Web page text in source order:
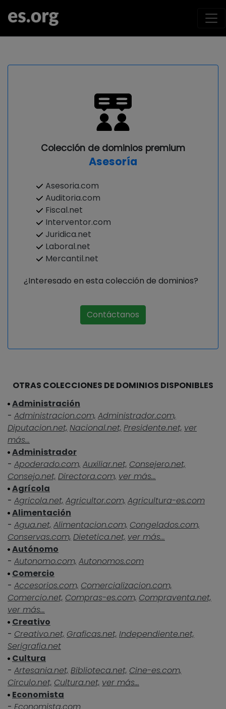
Colección de dominios premium
Asesoría
Asesoria.com
Auditoria.com
Fiscal.net
Interventor.com
Juridica.net
Laboral.net
Mercantil.net
¿Interesado en esta colección de dominios?
Contáctanos
OTRAS COLECCIONES DE DOMINIOS DISPONIBLES
Administración
- Administracion.com, Administrador.com,
Diputacion.net, Nacional.net, Presidente.net, ver
más...
Administrador
- Apoderado.com, Auxiliar.net, Consejero.net,
Consejo.net, Directora.com, ver más...
Agrícola
- Agricola.net, Agricultor.com, Agricultura-es.com
Alimentación
- Agua.net, Alimentacion.com, Congelados.com,
Conservas.com, Dietetica.net, ver más...
Autónomo
- Autonomo.com, Autonomos.com
Comercio
- Accesorios.com, Comercializacion.com,
Comercio.net, Compras-es.com, Compraventa.net,
ver más...
Creativo
- Creativo.net, Graficas.net, Independiente.net,
Serigrafia.net
Cultura
- Artesania.net, Biblioteca.net, Cine-es.com,
Circulo.net, Cultura.net, ver más...
Economista